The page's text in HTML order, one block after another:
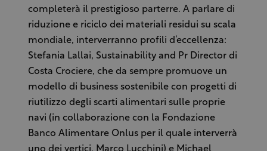
completerà il prestigioso parterre. A parlare di
riduzione e riciclo dei materiali residui su scala
mondiale, interverranno profili d’eccellenza:
Stefania Lallai, Sustainability and Pr Director di
Costa Crociere, che da sempre promuove un
modello di business sostenibile con progetti di
riutilizzo degli scarti alimentari sulle proprie
navi (in collaborazione con la Fondazione
Banco Alimentare Onlus per il quale interverrà